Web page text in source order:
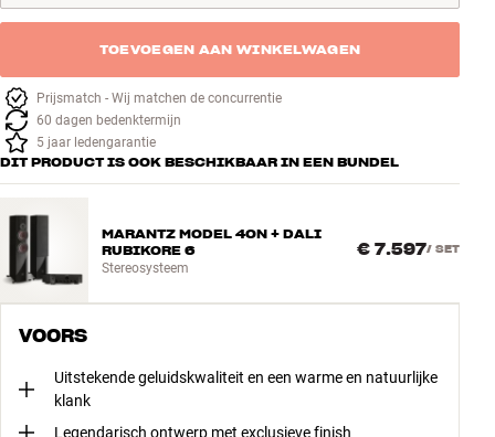
TOEVOEGEN AAN WINKELWAGEN
Prijsmatch - Wij matchen de concurrentie
60 dagen bedenktermijn
5 jaar ledengarantie
DIT PRODUCT IS OOK BESCHIKBAAR IN EEN BUNDEL
MARANTZ MODEL 40N + DALI
RUBIKORE 6
Stereosysteem
€ 7.597/ SET
VOORS
Uitstekende geluidskwaliteit en een warme en natuurlijke
klank
Legendarisch ontwerp met exclusieve finish